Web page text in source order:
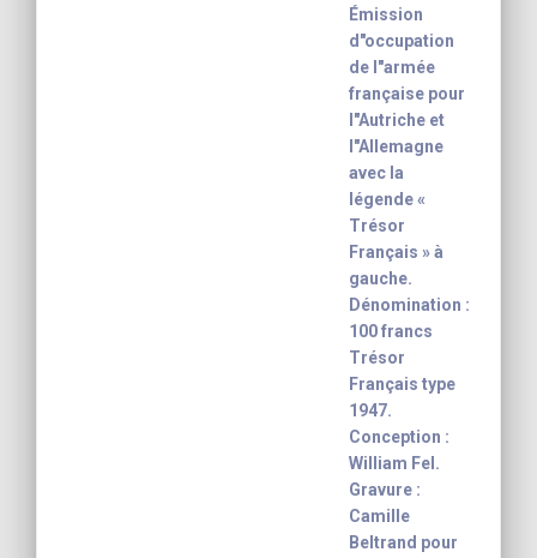
Émission
d"occupation
de l"armée
française pour
l"Autriche et
l"Allemagne
avec la
légende «
Trésor
Français » à
gauche.
Dénomination :
100 francs
Trésor
Français type
1947.
Conception :
William Fel.
Gravure :
Camille
Beltrand pour